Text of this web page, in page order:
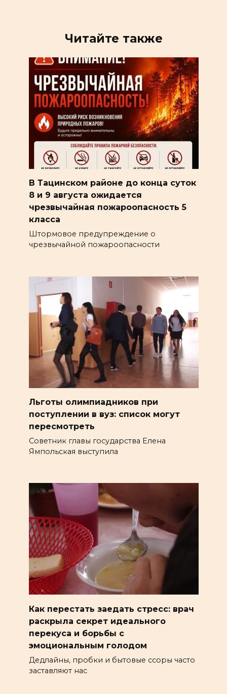
Читайте также
В Тацинском районе до конца суток
8 и 9 августа ожидается
чрезвычайная пожароопасность 5
класса
Штормовое предупреждение о
чрезвычайной пожароопасности
Льготы олимпиадников при
поступлении в вуз: список могут
пересмотреть
Советник главы государства Елена
Ямпольская выступила
Как перестать заедать стресс: врач
раскрыла секрет идеального
перекуса и борьбы с
эмоциональным голодом
Дедлайны, пробки и бытовые ссоры часто
заставляют нас